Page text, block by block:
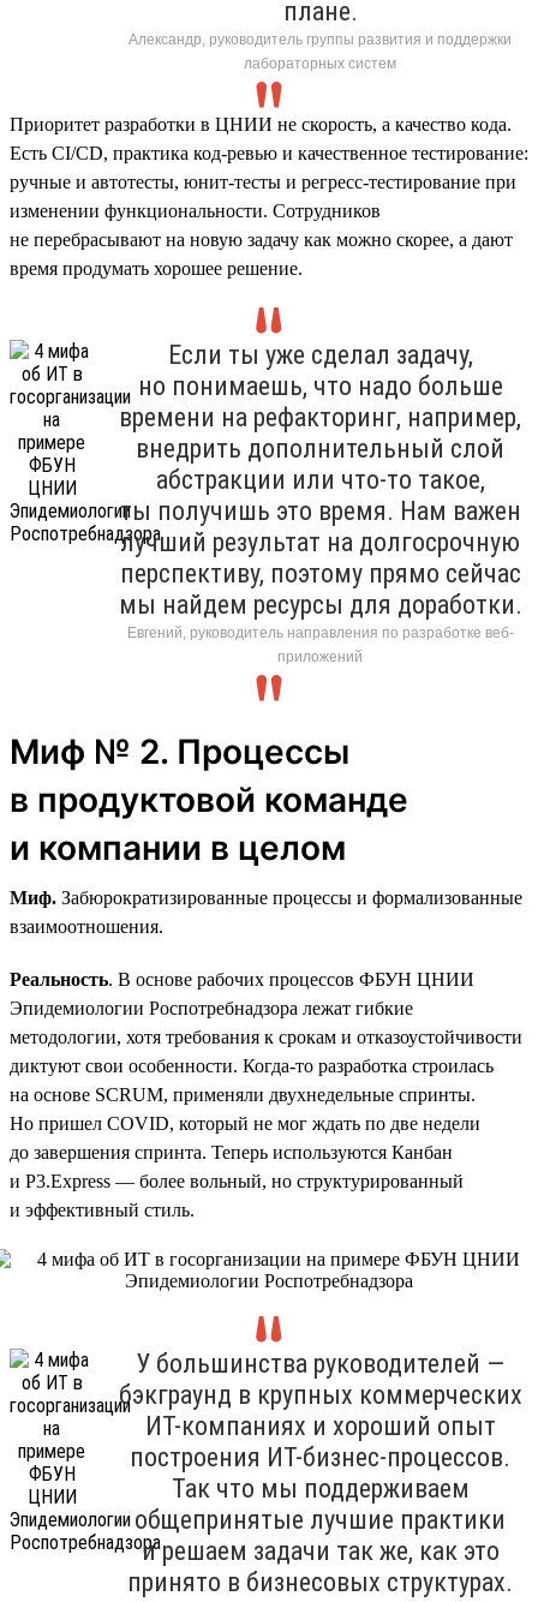
плане.
Александр, руководитель группы развития и поддержки
лабораторных систем
Приоритет разработки в ЦНИИ не скорость, а качество кода.
Есть CI/CD, практика код-ревью и качественное тестирование:
ручные и автотесты, юнит-тесты и регресс-тестирование при
изменении функциональности. Сотрудников
не перебрасывают на новую задачу как можно скорее, а дают
время продумать хорошее решение.
Если ты уже сделал задачу,
но понимаешь, что надо больше
времени на рефакторинг, например,
внедрить дополнительный слой
абстракции или что-то такое,
ты получишь это время. Нам важен
лучший результат на долгосрочную
перспективу, поэтому прямо сейчас
мы найдем ресурсы для доработки.
Евгений, руководитель направления по разработке веб-
приложений
Миф № 2. Процессы
в продуктовой команде
и компании в целом
Миф. Забюрократизированные процессы и формализованные
взаимоотношения.
Реальность. В основе рабочих процессов ФБУН ЦНИИ
Эпидемиологии Роспотребнадзора лежат гибкие
методологии, хотя требования к срокам и отказоустойчивости
диктуют свои особенности. Когда-то разработка строилась
на основе SCRUM, применяли двухнедельные спринты.
Но пришел COVID, который не мог ждать по две недели
до завершения спринта. Теперь используются Канбан
и P3.Express — более вольный, но структурированный
и эффективный стиль.
У большинства руководителей —
бэкграунд в крупных коммерческих
ИТ-компаниях и хороший опыт
построения ИТ-бизнес-процессов.
Так что мы поддерживаем
общепринятые лучшие практики
и решаем задачи так же, как это
принято в бизнесовых структурах.